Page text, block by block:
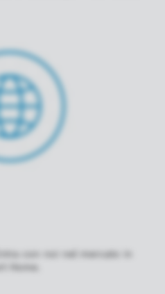
con noi nel mercato in
Home.